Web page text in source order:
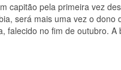
capitão pela primeira vez
será mais uma vez o
falecido no fim de outubro.